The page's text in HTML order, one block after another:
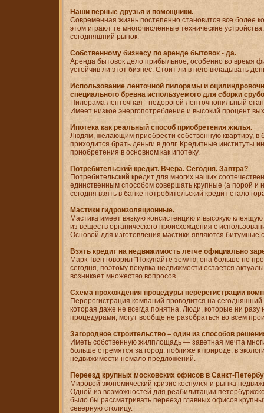
Наши верные друзья и помощники.
Современная жизнь постепенно становится все более
этом играют те многочисленные технические
сегодняшний рынок.
Собственному бизнесу по аренде бытовок - да.
Аренда бытовок дело прибыльное, особенно во время
устойчив ли этот бизнес. Стоит ли в него вкладывать
Использование ленточной пилорамы и
специального бревна используемого для сборки
Пилорама ленточная - недорогой ленточнопильный
Имеет низкое энергопотребление и высокий процент
Ипотека как реальный способ приобретения жилья.
Людям, желающим приобрести собственную квартиру, в
приходится брать деньги в долг. Кредитные институты
приобретения в основном как ипотеку.
Потребительский кредит. Вчера. Сегодня. Завтра?
Потребительский кредит для многих наших
единственным способом совершать крупные (а порой и
сегодня взять в банке потребительский кредит стало
Мастики гидроизоляционные.
Мастика имеет вязкую консистенцию и высокую клеящую
из веществ органического происхождения с
Основой для изготовления мастики являются битумные
Взять кредит на недвижимость легче официально
Марк Твен говорил "Покупайте землю, она больше не
сегодня, поэтому покупка недвижмости остается
возникает множество вопросов.
Схема прохождения процедуры перерегистрации
Перерегистрация компаний проводится на
которая даже не всегда понятна. Люди, которые ни разу
процедурами, могут вообще не разобраться во всем
Загородное строительство – один из способов
Иметь собственную жилплощадь — заветная мечта
больше стремятся за город, поближе к природе, в
недвижимости немало предложений.
Переезд крупных московских офисов в Санкт-
Мировой экономический кризис коснулся и рынка
Одной из возможностей для реабилитации
было бы рассматривать переезд главных офисов
северную столицу.